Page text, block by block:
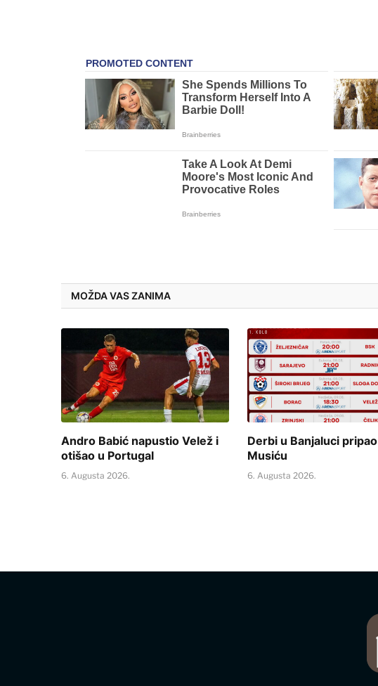
MOŽDA VAS ZANIMA
Andro Babić napustio Velež i
otišao u Portugal
6. Augusta 2026.
Derbi u Banjaluci pripao
Musiću
6. Augusta 2026.